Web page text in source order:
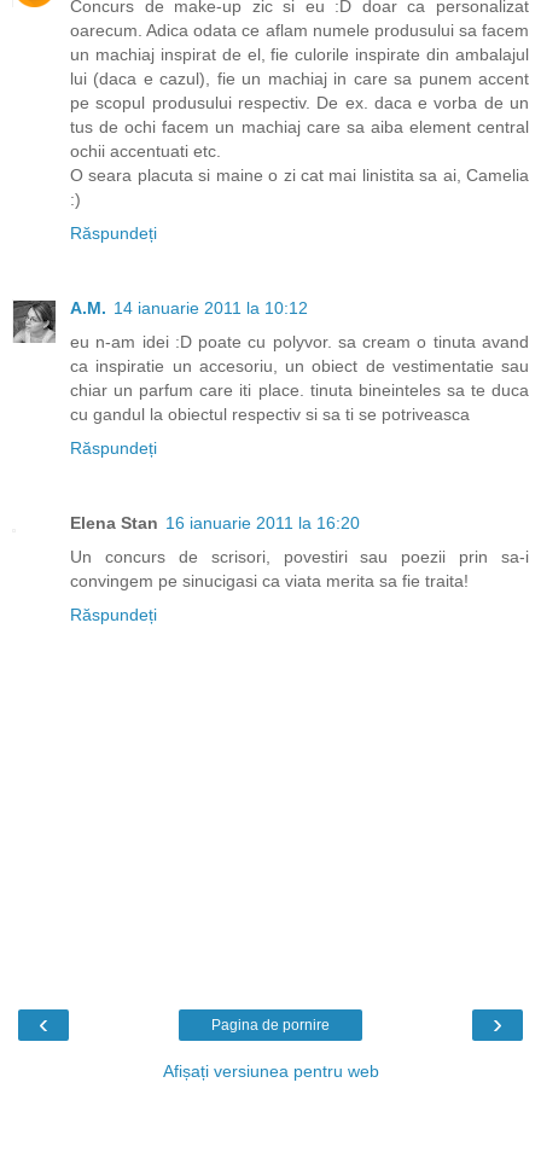
Concurs de make-up zic si eu :D doar ca personalizat
oarecum. Adica odata ce aflam numele produsului sa facem
un machiaj inspirat de el, fie culorile inspirate din ambalajul
lui (daca e cazul), fie un machiaj in care sa punem accent
pe scopul produsului respectiv. De ex. daca e vorba de un
tus de ochi facem un machiaj care sa aiba element central
ochii accentuati etc.
O seara placuta si maine o zi cat mai linistita sa ai, Camelia
:)
Răspundeți
A.M. 14 ianuarie 2011 la 10:12
eu n-am idei :D poate cu polyvor. sa cream o tinuta avand
ca inspiratie un accesoriu, un obiect de vestimentatie sau
chiar un parfum care iti place. tinuta bineinteles sa te duca
cu gandul la obiectul respectiv si sa ti se potriveasca
Răspundeți
Elena Stan 16 ianuarie 2011 la 16:20
Un concurs de scrisori, povestiri sau poezii prin sa-i
convingem pe sinucigasi ca viata merita sa fie traita!
Răspundeți
‹ ›
Pagina de pornire
Afișați versiunea pentru web